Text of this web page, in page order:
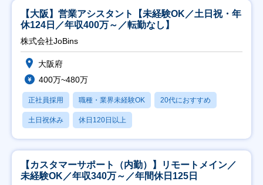
【大阪】営業アシスタント【未経験OK／土日祝・年
休124日／年収400万～／転勤なし】
株式会社JoBins
大阪府
400万~480万
正社員採用 職種・業界未経験OK 20代におすすめ
土日祝休み 休日120日以上
【カスタマーサポート（内勤）】リモートメイン／
未経験OK／年収340万～／年間休日125日